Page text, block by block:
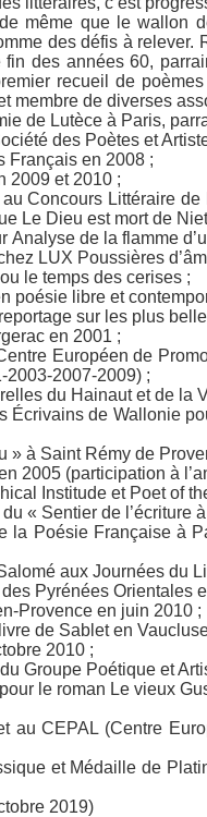
même que le wallon
des défis à
des années 60,
recueil de poèmes
membre de diverses
de Lutèce à Paris,
des Poètes et
Français en 2008 ;
2009 et 2010 ;
Concours Littéraire
Le Dieu est mort de
Analyse de la flamme
LUX Poussières
le temps des cerises ;
poésie libre et
sur les plus
en 2001 ;
Européen de
2003-2007-2009) ;
du Hainaut et de
Écrivains de Wallonie
à Saint Rémy de
2005 (participation à
Institude et Poet of
« Sentier de
la Poésie Française à
aux Journées du
Pyrénées Orientales
Provence en juin 2010 ;
de Sablet en
2010 ;
Groupe Poétique et
le roman Le vieux
au CEPAL (Centre
et Médaille de
2019)